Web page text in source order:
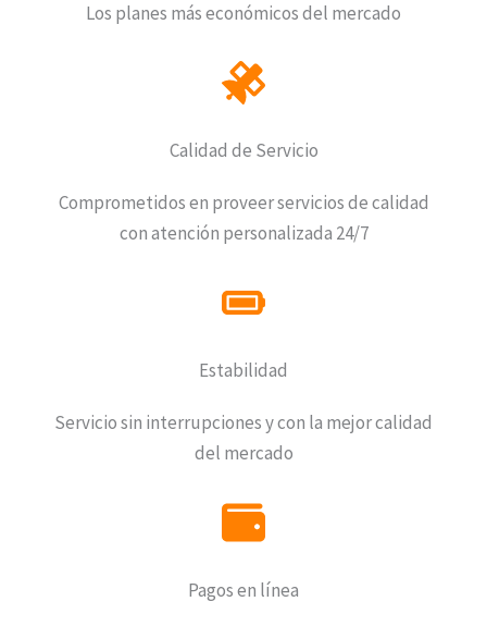
Los planes más económicos del mercado
Calidad de Servicio
Comprometidos en proveer servicios de calidad
con atención personalizada 24/7
Estabilidad
Servicio sin interrupciones y con la mejor calidad
del mercado
Pagos en línea